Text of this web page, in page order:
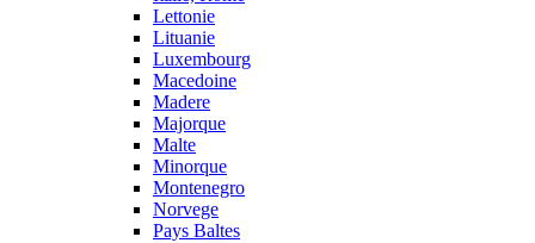
Lettonie
Lituanie
Luxembourg
Macedoine
Madere
Majorque
Malte
Minorque
Montenegro
Norvege
Pays Baltes